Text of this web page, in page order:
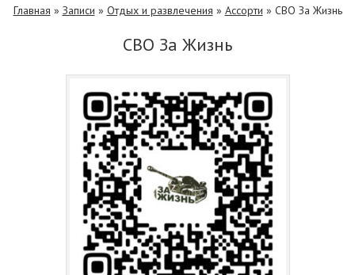
Главная » Записи » Отдых и развлечения » Ассорти » СВО За Жизнь
СВО За Жизнь